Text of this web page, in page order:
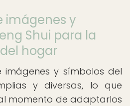
imágenes y
Shui para la
hogar
imágenes y símbolos del
y diversas, lo que
momento de adaptarlos